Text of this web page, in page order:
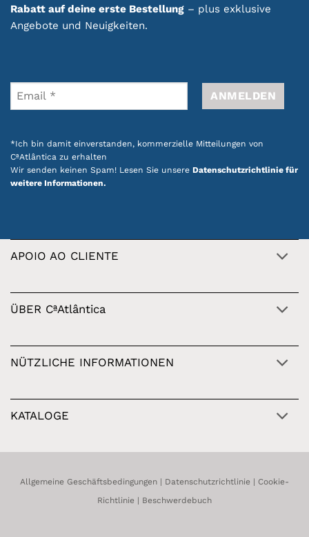
Rabatt auf deine erste Bestellung – plus exklusive
Angebote und Neuigkeiten.
*Ich bin damit einverstanden, kommerzielle Mitteilungen von
CªAtlântica zu erhalten
Wir senden keinen Spam! Lesen Sie unsere Datenschutzrichtlinie für
weitere Informationen.
APOIO AO CLIENTE
ÜBER CªAtlântica
NÜTZLICHE INFORMATIONEN
KATALOGE
Allgemeine Geschäftsbedingungen Datenschutzrichtlinie
Cookie-
Richtlinie
Beschwerdebuch